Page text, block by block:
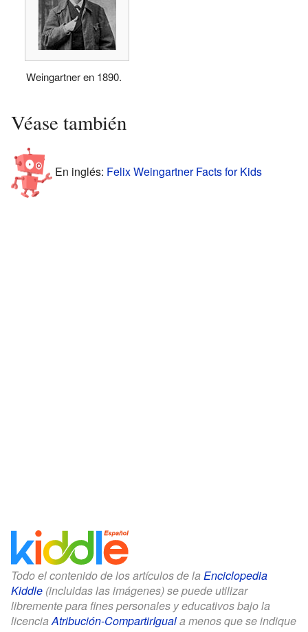
Weingartner en 1890.
Véase también
En inglés: Felix Weingartner Facts for Kids
Todo el contenido de los artículos de la Enciclopedia
Kiddle (incluidas las imágenes) se puede utilizar
libremente para fines personales y educativos bajo la
licenciaAtribución-CompartirIguala menos que se indique